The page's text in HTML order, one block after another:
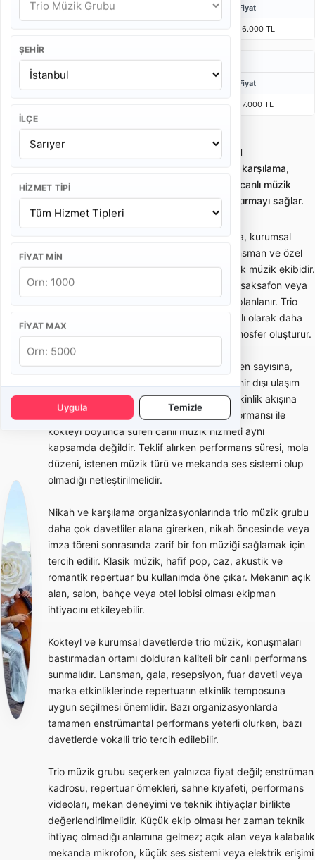
ŞEHIR
İLÇE
HIZMET TIPI
FIYAT MIN
FIYAT MAX
Uygula Temizle
Bulunma Süresi Fiyat
16.000 TL
Lansman Trio Müzik Grubu Fiyatları
Fiyat
17.000 TL
İstanbul Sarıyer Trio Müzik Grubu
Trio müzik grubu kiralama; nikah, kokteyl, karşılama,
kurumsal davet ve özel etkinliklerde zarif canlı müzik
sunan profesyonel küçük ekipleri karşılaştırmayı sağlar.
Trio müzik grubu; nikah, kokteyl, karşılama, kurumsal
davet, otel etkinliği, restoran programı, lansman ve özel
kutlamalarda zarif canlı müzik sunan küçük müzik ekibidir.
Genellikle keman, çello, piyano, gitar, flüt, saksafon veya
vokal gibi enstrüman kombinasyonlarıyla planlanır. Trio
ekipleri büyük sahne orkestralarından farklı olarak daha
sade, şık ve ortam müziğine uygun bir atmosfer oluşturur.
Trio müzik grubu fiyatları; ekipteki müzisyen sayısına,
performans süresine, repertuar türüne, şehir dışı ulaşım
ihtiyacına, ses sistemi gereksinimine ve etkinlik akışına
göre değişir. Kısa bir nikah karşılama performansı ile
kokteyl boyunca süren canlı müzik hizmeti aynı
kapsamda değildir. Teklif alırken performans süresi, mola
düzeni, istenen müzik türü ve mekanda ses sistemi olup
olmadığı netleştirilmelidir.
Nikah ve karşılama organizasyonlarında trio müzik grubu
daha çok davetliler alana girerken, nikah öncesinde veya
imza töreni sonrasında zarif bir fon müziği sağlamak için
tercih edilir. Klasik müzik, hafif pop, caz, akustik ve
romantik repertuar bu kullanımda öne çıkar. Mekanın açık
alan, salon, bahçe veya otel lobisi olması ekipman
ihtiyacını etkileyebilir.
Kokteyl ve kurumsal davetlerde trio müzik, konuşmaları
bastırmadan ortamı dolduran kaliteli bir canlı performans
sunmalıdır. Lansman, gala, resepsiyon, fuar daveti veya
marka etkinliklerinde repertuarın etkinlik temposuna
uygun seçilmesi önemlidir. Bazı organizasyonlarda
tamamen enstrümantal performans yeterli olurken, bazı
davetlerde vokalli trio tercih edilebilir.
Trio müzik grubu seçerken yalnızca fiyat değil; enstrüman
kadrosu, repertuar örnekleri, sahne kıyafeti, performans
videoları, mekan deneyimi ve teknik ihtiyaçlar birlikte
değerlendirilmelidir. Küçük ekip olması her zaman teknik
ihtiyaç olmadığı anlamına gelmez; açık alan veya kalabalık
mekanda mikrofon, küçük ses sistemi veya elektrik erişimi